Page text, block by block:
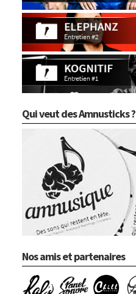
Qui veut des Amnusticks ?
Nos amis et partenaires